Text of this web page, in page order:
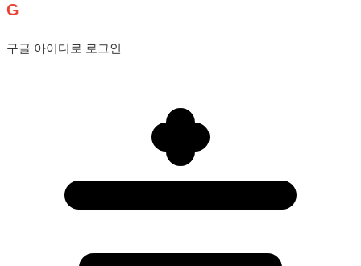
G
구글 아이디로 로그인